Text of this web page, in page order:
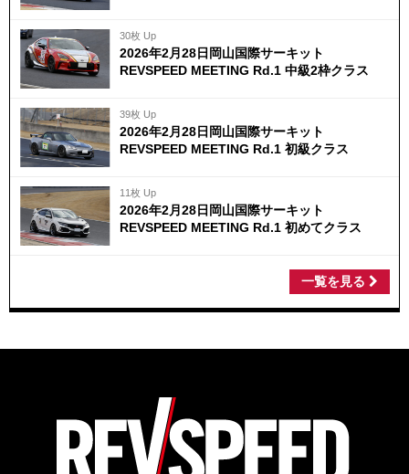
30枚 Up
2026年2月28日岡山国際サーキット
REVSPEED MEETING Rd.1 中級2枠クラス
39枚 Up
2026年2月28日岡山国際サーキット
REVSPEED MEETING Rd.1 初級クラス
11枚 Up
2026年2月28日岡山国際サーキット
REVSPEED MEETING Rd.1 初めてクラス
一覧を見る